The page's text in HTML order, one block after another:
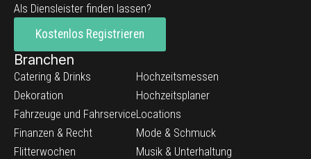
Als Diensleister finden lassen?
Kostenlos Registrieren
Branchen
Catering & Drinks
Dekoration
Fahrzeuge und Fahrservice
Finanzen & Recht
Flitterwochen
Hochzeitsmessen
Hochzeitsplaner
Locations
Mode & Schmuck
Musik & Unterhaltung